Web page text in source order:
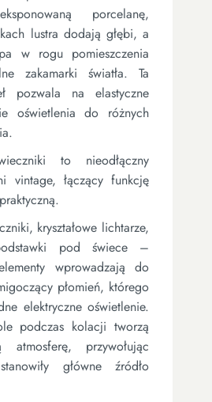
porcelanę,
lustra dodają głębi, a
w rogu pomieszczenia
zakamarki światła. Ta
pozwala na elastyczne
oświetlenia do różnych
to nieodłączny
vintage, łączący funkcję
kryształowe lichtarze,
pod świece –
wprowadzają do
płomień, którego
elektryczne oświetlenie.
podczas kolacji tworzą
atmosferę, przywołując
główne źródło